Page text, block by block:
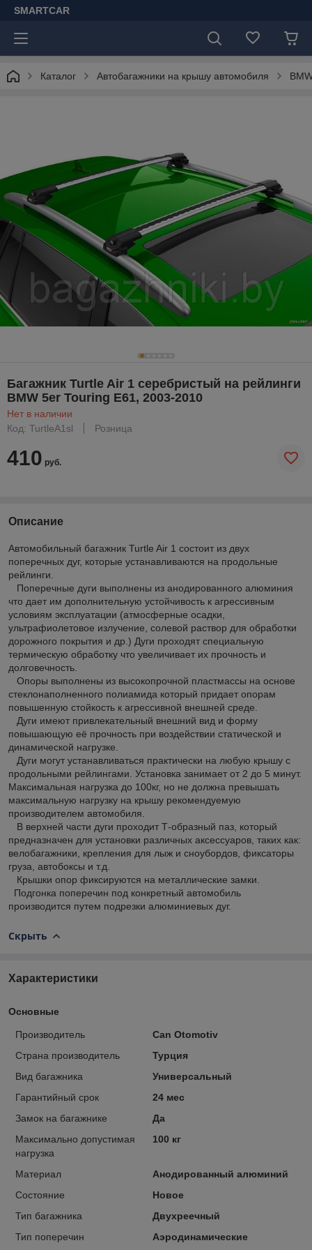
SMARTCAR
Каталог Автобагажники на крышу автомобиля
Багажник Turtle Air 1 серебристый на рейлинги
BMW 5er Touring E61, 2003-2010
Нет в наличии
Код: TurtleA1sl
Розница
410 руб.
Описание
Автомобильный багажник Turtle Air 1 состоит из двух
поперечных дуг, которые устанавливаются на продольные
рейлинги.
Поперечные дуги выполнены из анодированного алюминия
что дает им дополнительную устойчивость к агрессивным
условиям эксплуатации (атмосферные осадки,
ультрафиолетовое излучение, солевой раствор для обработки
дорожного покрытия и др.) Дуги проходят специальную
термическую обработку что увеличивает их прочность и
долговечность.
Опоры выполнены из высокопрочной пластмассы на основе
стеклонаполненного полиамида который придает опорам
повышенную стойкость к агрессивной внешней среде.
Дуги имеют привлекательный внешний вид и форму
повышающую её прочность при воздействии статической и
динамической нагрузке.
Дуги могут устанавливаться практически на любую крышу с
продольными рейлингами. Установка занимает от 2 до 5 минут.
Максимальная нагрузка до 100кг, но не должна превышать
максимальную нагрузку на крышу рекомендуемую
производителем автомобиля.
В верхней части дуги проходит Т-образный паз, который
предназначен для установки различных аксессуаров, таких как:
велобагажники, крепления для лыж и сноубордов, фиксаторы
груза, автобоксы и т.д.
Крышки опор фиксируются на металлические замки.
Подгонка поперечин под конкретный автомобиль
производится путем подрезки алюминиевых дуг.
Скрыть
Характеристики
Основные
Производитель
Can Otomotiv
Страна производитель
Турция
Вид багажника
Универсальный
Гарантийный срок
24 мес
Замок на багажнике
Да
Максимально допустимая
нагрузка
100 кг
Материал
Анодированный алюминий
Состояние
Новое
Тип багажника
Двухреечный
Тип поперечин
Аэродинамические